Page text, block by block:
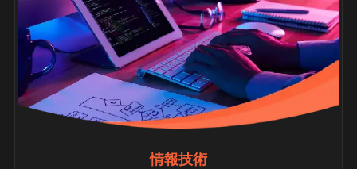
情報技術